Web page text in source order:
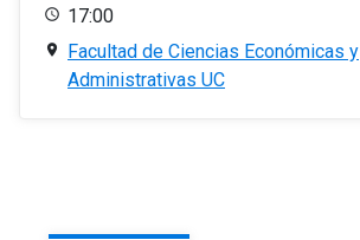
17:00
Facultad de Ciencias Económicas y
Administrativas UC